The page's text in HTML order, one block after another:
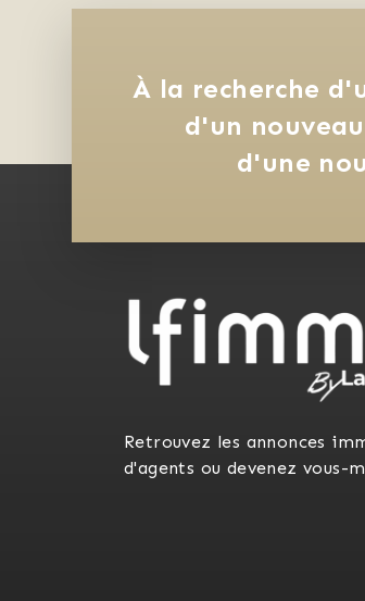
À la recherche
d'un
d'une
Retrouvez les annonces
d'agents ou devenez vous-